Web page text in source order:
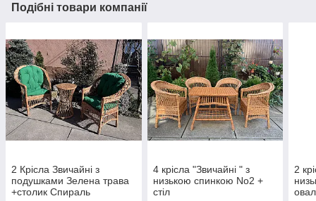
Подібні товари компанії
2 Крісла Звичайні з
подушками Зелена трава
+столик Спираль
4 крісла "Звичайні " з
низькою спинкою No2 +
стіл
2